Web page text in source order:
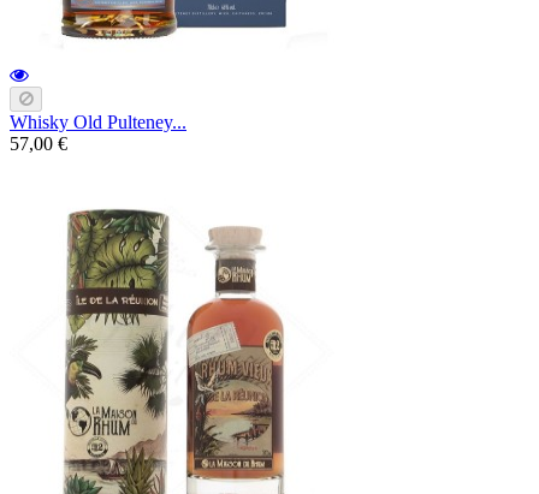
Whisky Old Pulteney...
57,00 €